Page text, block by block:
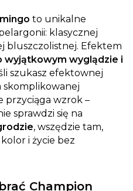
to unikalne
klasycznej
bluszczolistnej. Efektem
wyjątkowym wyglądzie i
szukasz efektownej
skomplikowanej
przyciąga wzrok –
sprawdzi się na
, wszędzie tam,
i życie bez
Champion